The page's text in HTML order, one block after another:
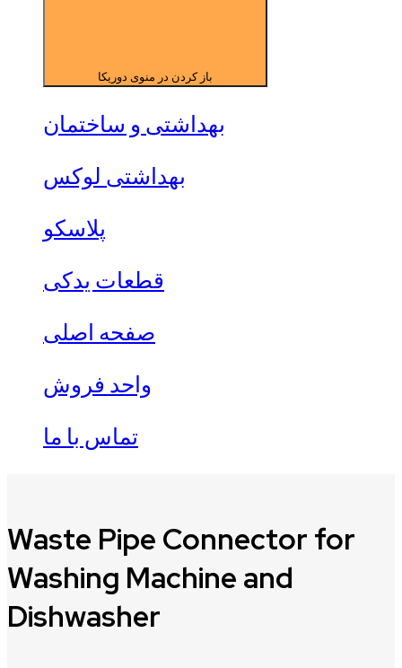
باز کردن در منوی دوریکا
بهداشتی و ساختمان
بهداشتی لوکس
پلاسکو
قطعات یدکی
صفحه اصلی
واحد فروش
تماس با ما
Waste Pipe Connector for
Washing Machine and
Dishwasher